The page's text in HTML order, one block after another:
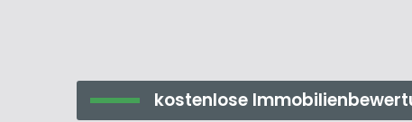
kostenlose